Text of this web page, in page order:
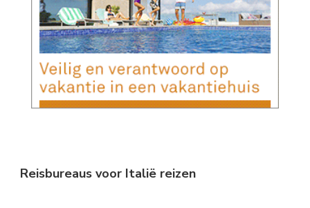
Reisbureaus voor Italië reizen